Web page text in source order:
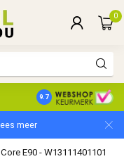
0
2 Jaar Garantie
9.7
meer
E90 - W13111401101